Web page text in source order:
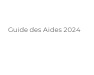
Guide des Aides 2024